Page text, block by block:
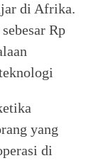
di Afrika.
Rp
yang
di